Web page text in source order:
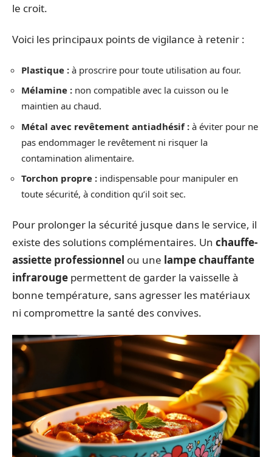
le croit.
Voici les principaux points de vigilance à retenir :
Plastique : à proscrire pour toute utilisation au four.
Mélamine : non compatible avec la cuisson ou le
maintien au chaud.
Métal avec revêtement antiadhésif : à éviter pour ne
pas endommager le revêtement ni risquer la
contamination alimentaire.
Torchon propre : indispensable pour manipuler en
toute sécurité, à condition qu’il soit sec.
Pour prolonger la sécurité jusque dans le service, il
existe des solutions complémentaires. Un chauffe-
assiette professionnel ou une lampe chauffante
infrarouge permettent de garder la vaisselle à
bonne température, sans agresser les matériaux
ni compromettre la santé des convives.